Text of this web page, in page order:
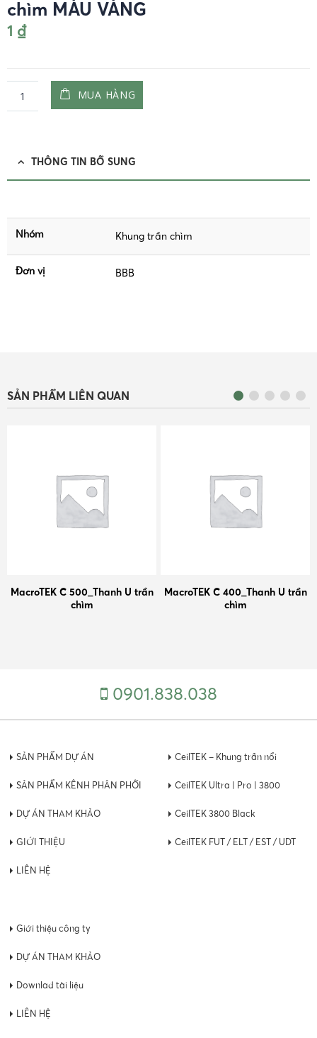
chìm MÀU VÀNG
1 ₫
MUA HÀNG
THÔNG TIN BỔ SUNG
Nhóm Khung trần chìm
Đơn vị BBB
SẢN PHẨM LIÊN QUAN
MacroTEK C 500_Thanh U trần
chìm
MacroTEK C 400_Thanh U trần
chìm
0901.838.038
SẢN PHẨM DỰ ÁN
SẢN PHẨM KÊNH PHÂN PHỐI
DỰ ÁN THAM KHẢO
GIỚI THIỆU
LIÊN HỆ
CeilTEK – Khung trần nổi
CeilTEK Ultra | Pro | 3800
CeilTEK 3800 Black
CeilTEK FUT / ELT / EST / UDT
Giới thiệu công ty
DỰ ÁN THAM KHẢO
Downlad tài liệu
LIÊN HỆ